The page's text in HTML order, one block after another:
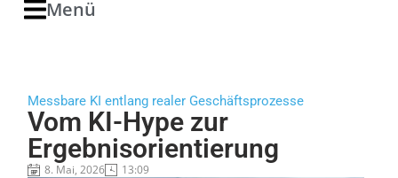
Menü
Messbare KI entlang realer Geschäftsprozesse
Vom KI-Hype zur
Ergebnisorientierung
8. Mai, 2026 13:09